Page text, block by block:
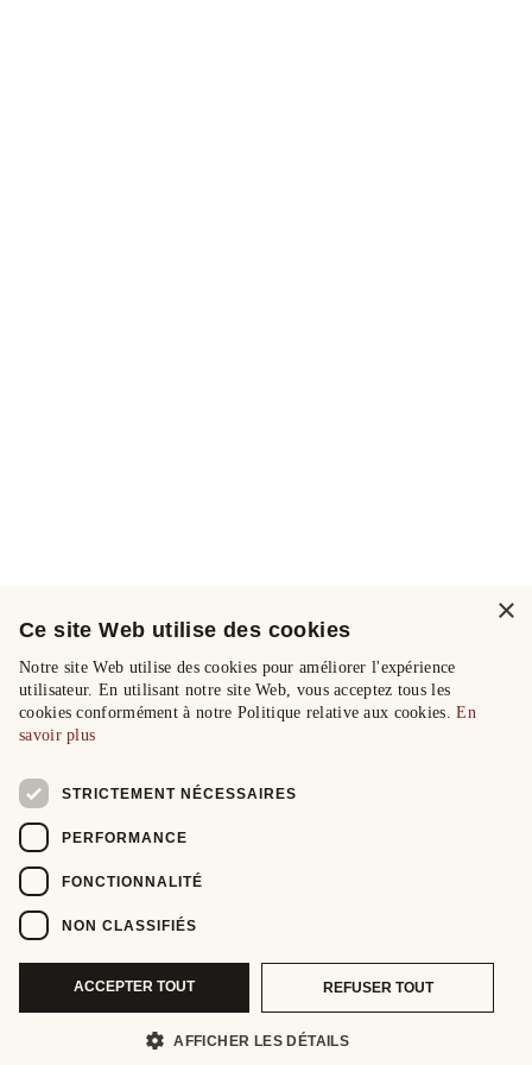
×
Ce site Web utilise des cookies
Notre site Web utilise des cookies pour améliorer l'expérience
utilisateur. En utilisant notre site Web, vous acceptez tous les
cookies conformément à notre Politique relative aux cookies.En
savoir plus
STRICTEMENT NÉCESSAIRES
PERFORMANCE
FONCTIONNALITÉ
NON CLASSIFIÉS
ACCEPTER TOUT REFUSER TOUT
AFFICHER LES DÉTAILS